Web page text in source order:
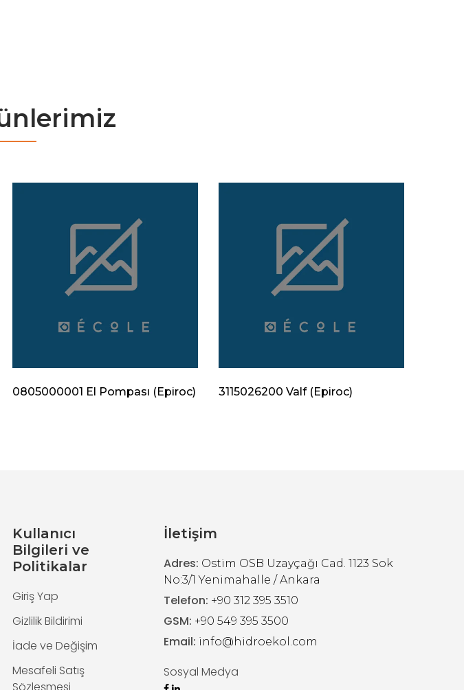
0805000001 El Pompası (Epiroc) 3115026200 Valf (Epiroc)
Kullanıcı
Bilgileri ve
Politikalar
Giriş Yap
Gizlilik Bildirimi
İade ve Değişim
Mesafeli Satış
İletişim
Adres: Ostim OSB Uzayçağı Cad. 1123 Sok
No:3/1 Yenimahalle / Ankara
Telefon: +90 312 395 3510
GSM: +90 549 395 3500
Email: info@hidroekol.com
Sosyal Medya